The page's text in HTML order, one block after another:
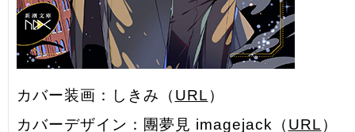
カバー装画：しきみ（ URL ）
カバーデザイン：團夢見 imagejack（ URL ）